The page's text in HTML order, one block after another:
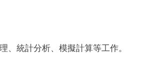
、統計分析、模擬計算等工作。